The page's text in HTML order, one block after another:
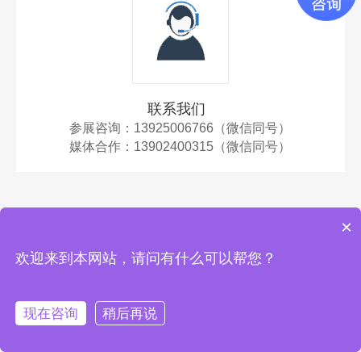
联系我们
参展咨询：13925006766（微信同号）
媒体合作： 13902400315（微信同号）
×
欢迎来到本网站，请问有什么可以帮您？
现在咨询 稍后再说